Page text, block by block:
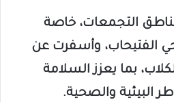
التجمعات، خاصة
الفتيحاب، وأسفرت عن
بما يعزز السلامة
البيئية والصحية.